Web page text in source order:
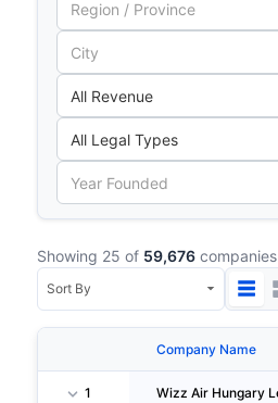
Showing 25 of 59,676 companies
Company Name
1